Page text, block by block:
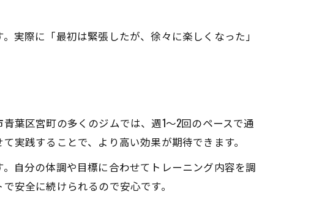
実際に「最初は緊張したが、徐々に楽しくなった」
葉区宮町の多くのジムでは、週1〜2回のペースで通
実践することで、より高い効果が期待できます。
自分の体調や目標に合わせてトレーニング内容を調
安全に続けられるので安心です。